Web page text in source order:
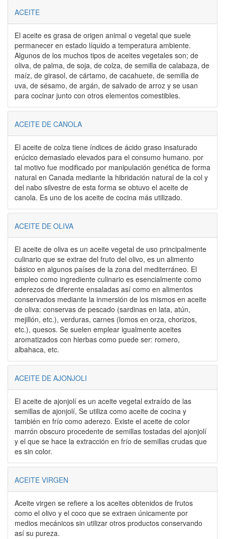
ACEITE
El aceite es grasa de origen animal o vegetal que suele
permanecer en estado líquido a temperatura ambiente.
Algunos de los muchos tipos de aceites vegetales son; de
oliva, de palma, de soja, de colza, de semilla de calabaza, de
maíz, de girasol, de cártamo, de cacahuete, de semilla de
uva, de sésamo, de argán, de salvado de arroz y se usan
para cocinar junto con otros elementos comestibles.
ACEITE DE CANOLA
El aceite de colza tiene índices de ácido graso insaturado
erúcico demasiado elevados para el consumo humano. por
tal motivo fue modificado por manipulación genética de forma
natural en Canada mediante la hibridación natural de la col y
del nabo silvestre de esta forma se obtuvo el aceite de
canola. Es uno de los aceite de cocina más utilizado.
ACEITE DE OLIVA
El aceite de oliva es un aceite vegetal de uso principalmente
culinario que se extrae del fruto del olivo, es un alimento
básico en algunos países de la zona del mediterráneo. El
empleo como ingrediente culinario es esencialmente como
aderezos de diferente ensaladas así como en alimentos
conservados mediante la inmersión de los mismos en aceite
de oliva: conservas de pescado (sardinas en lata, atún,
mejillón, etc.), verduras, carnes (lomos en orza, chorizos,
etc.), quesos. Se suelen emplear igualmente aceites
aromatizados con hierbas como puede ser: romero,
albahaca, etc.
ACEITE DE AJONJOLI
El aceite de ajonjolí es un aceite vegetal extraído de las
semillas de ajonjolí, Se utiliza como aceite de cocina y
también en frío como aderezo. Existe el aceite de color
marrón obscuro procedente de semillas tostadas del ajonjolí
y el que se hace la extracción en frío de semillas crudas que
es sin color.
ACEITE VIRGEN
Aceite virgen se refiere a los aceites obtenidos de frutos
como el olivo y el coco que se extraen únicamente por
medios mecánicos sin utilizar otros productos conservando
así su pureza.